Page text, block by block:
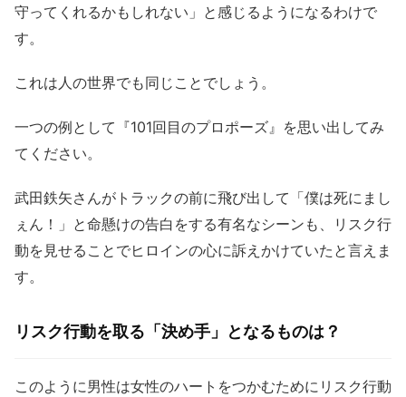
守ってくれるかもしれない」と感じるようになるわけで
す。
これは人の世界でも同じことでしょう。
一つの例として『101回目のプロポーズ』を思い出してみ
てください。
武田鉄矢さんがトラックの前に飛び出して「僕は死にまし
ぇん！」と命懸けの告白をする有名なシーンも、リスク行
動を見せることでヒロインの心に訴えかけていたと言えま
す。
リスク行動を取る「決め手」となるものは？
このように男性は女性のハートをつかむためにリスク行動